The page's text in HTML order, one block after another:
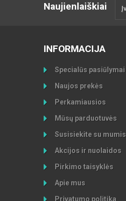
Naujienlaiškiai
INFORMACIJA
Specialūs pasiūlymai
Naujos prekės
Perkamiausios
Mūsų parduotuvės
Susisiekite su mumis
Akcijos ir nuolaidos
Pirkimo taisyklės
Apie mus
Privatumo politika